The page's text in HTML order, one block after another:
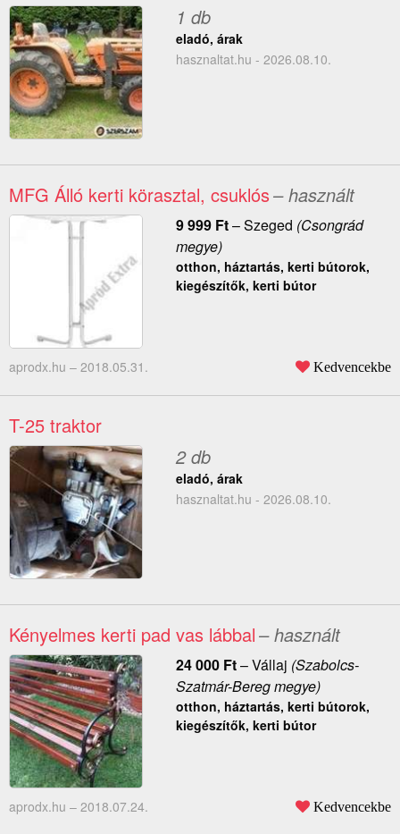
1 db
eladó, árak
hasznaltat.hu - 2026.08.10.
MFG Álló kerti körasztal, csuklós– használt
9 999 Ft–Szeged (Csongrád
megye)
otthon, háztartás, kerti bútorok,
kiegészítők, kerti bútor
aprodx.hu – 2018.05.31. Kedvencekbe
T-25 traktor
2 db
eladó, árak
hasznaltat.hu - 2026.08.10.
Kényelmes kerti pad vas lábbal– használt
24 000 Ft–Vállaj (Szabolcs-
Szatmár-Bereg megye)
otthon, háztartás, kerti bútorok,
kiegészítők, kerti bútor
aprodx.hu – 2018.07.24. Kedvencekbe